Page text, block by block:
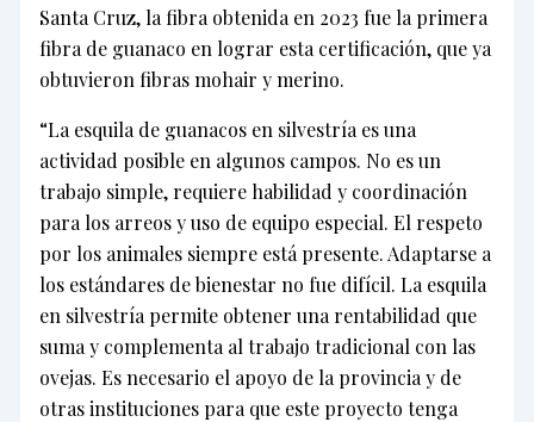
Santa Cruz, la fibra obtenida en 2023 fue la primera
fibra de guanaco en lograr esta certificación, que ya
obtuvieron fibras mohair y merino.
“La esquila de guanacos en silvestría es una
actividad posible en algunos campos. No es un
trabajo simple, requiere habilidad y coordinación
para los arreos y uso de equipo especial. El respeto
por los animales siempre está presente. Adaptarse a
los estándares de bienestar no fue difícil. La esquila
en silvestría permite obtener una rentabilidad que
suma y complementa al trabajo tradicional con las
ovejas. Es necesario el apoyo de la provincia y de
otras instituciones para que este proyecto tenga